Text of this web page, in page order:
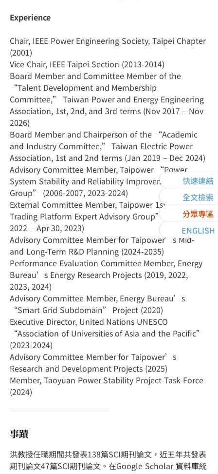
快速連結
全文檢索
分眾專區
ENGLISH
Experience
Chair, IEEE Power Engineering Society, Taipei Chapter
(2001)
Vice Chair, IEEE Taipei Section (2013-2014)
Board Member and Committee Member of the
“Talent Development and Membership
Committee,” Taiwan Power and Energy Engineering
Association, 1st, 2nd, and 3rd terms (Nov 2017 – Nov
2026)
Board Member and Chairperson of the “Academic
and Industry Committee,” Taiwan Electric Power
Association, 1st and 2nd terms (Jan 2019 – Dec 2024)
Advisory Committee Member, Taipower “Power
System Stability and Reliability Improvement
Group” (2006-2007, 2023-2024)
External Committee Member, Taipower 1st “Power
Trading Platform Expert Advisory Group” (May 1,
2022 – Apr 30, 2023)
Advisory Committee Member for Taipower’s Mid-
and Long-Term R&D Planning (2024-2035)
Performance Evaluation Committee Member, Energy
Bureau’s Energy Research Projects (2019, 2022,
2023, 2024)
Advisory Committee Member, Energy Bureau’s
“Smart Grid Subdomain” Project (2020)
Executive Director, United Nations UNESCO
“Association of Universities of Asia and the Pacific”
(2023-2024)
Advisory Committee Member for Taipower’s
Research and Development Projects (2025)
Member, Taoyuan Power Stability Project Task Force
(2024)
事蹟
洪教授任職期間共發表138篇SCI期刊論文，近五年共發表
期刊論文47篇SCI期刊論文。在Google Scholar 資料庫統